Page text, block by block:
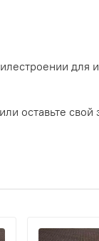
для
оставьте свой